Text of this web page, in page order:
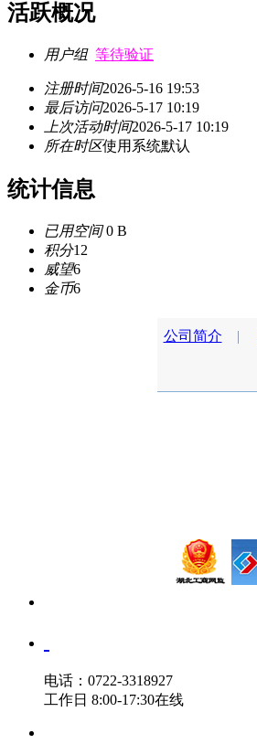
活跃概况
用户组 等待验证
注册时间2026-5-16 19:53
最后访问2026-5-17 10:19
上次活动时间2026-5-17 10:19
所在时区使用系统默认
统计信息
已用空间0 B
积分12
威望6
金币6
公司简介 |
电话：0722-3318927
工作日 8:00-17:30在线